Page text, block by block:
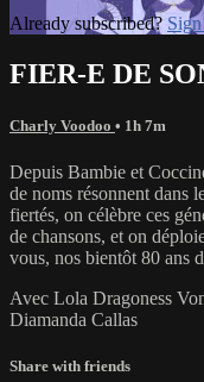
Already subscribed?
FIER-E DE
Charly Voodoo • 1h 7m
Depuis Bambie et
de noms résonnent dans
fiertés, on célèbre ces
de chansons, et on
vous, nos bientôt 80 ans
Avec Lola Dragoness
Diamanda Callas
Share with friends